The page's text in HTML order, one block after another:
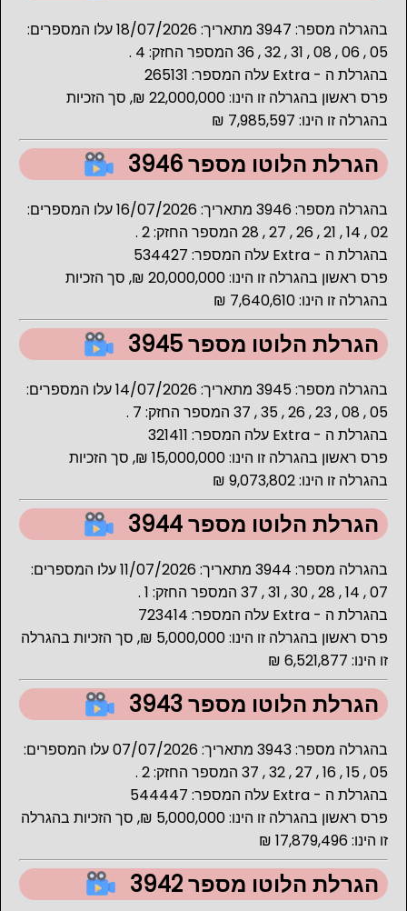
בהגרלה מספר: 3947 מתאריך: 18/07/2026 עלו המספרים:
05 , 06 , 08 , 31 , 32 , 36 המספר החזק: 4 .
בהגרלת ה - Extra עלה המספר: 265131
פרס ראשון בהגרלה זו הינו: 22,000,000 ₪, סך הזכיות
בהגרלה זו הינו: 7,985,597 ₪
הגרלת הלוטו מספר 3946
בהגרלה מספר: 3946 מתאריך: 16/07/2026 עלו המספרים:
02 , 14 , 21 , 26 , 27 , 28 המספר החזק: 2 .
בהגרלת ה - Extra עלה המספר: 534427
פרס ראשון בהגרלה זו הינו: 20,000,000 ₪, סך הזכיות
בהגרלה זו הינו: 7,640,610 ₪
הגרלת הלוטו מספר 3945
בהגרלה מספר: 3945 מתאריך: 14/07/2026 עלו המספרים:
05 , 08 , 23 , 26 , 35 , 37 המספר החזק: 7 .
בהגרלת ה - Extra עלה המספר: 321411
פרס ראשון בהגרלה זו הינו: 15,000,000 ₪, סך הזכיות
בהגרלה זו הינו: 9,073,802 ₪
הגרלת הלוטו מספר 3944
בהגרלה מספר: 3944 מתאריך: 11/07/2026 עלו המספרים:
07 , 14 , 28 , 30 , 31 , 37 המספר החזק: 1 .
בהגרלת ה - Extra עלה המספר: 723414
פרס ראשון בהגרלה זו הינו: 5,000,000 ₪, סך הזכיות בהגרלה
זו הינו: 6,521,877 ₪
הגרלת הלוטו מספר 3943
בהגרלה מספר: 3943 מתאריך: 07/07/2026 עלו המספרים:
05 , 15 , 16 , 27 , 32 , 37 המספר החזק: 2 .
בהגרלת ה - Extra עלה המספר: 544447
פרס ראשון בהגרלה זו הינו: 5,000,000 ₪, סך הזכיות בהגרלה
זו הינו: 17,879,496 ₪
הגרלת הלוטו מספר 3942